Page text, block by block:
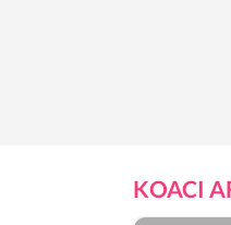
KOACI